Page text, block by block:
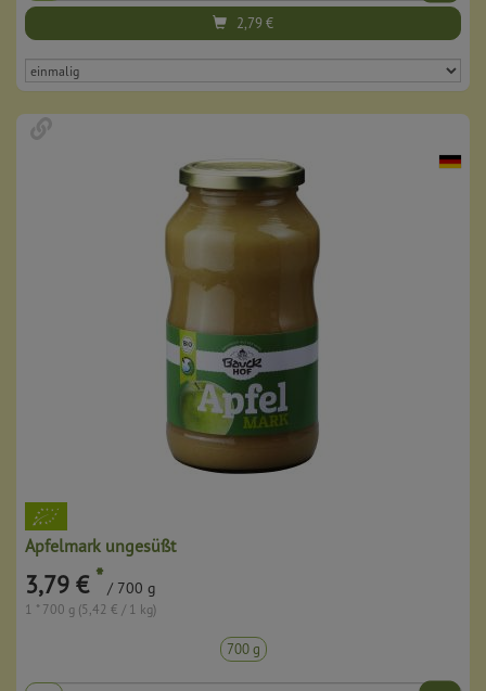
2,79€
Apfelmark ungesüßt
3,79 € * / 700 g
1 * 700 g (5,42 € / 1 kg)
700 g